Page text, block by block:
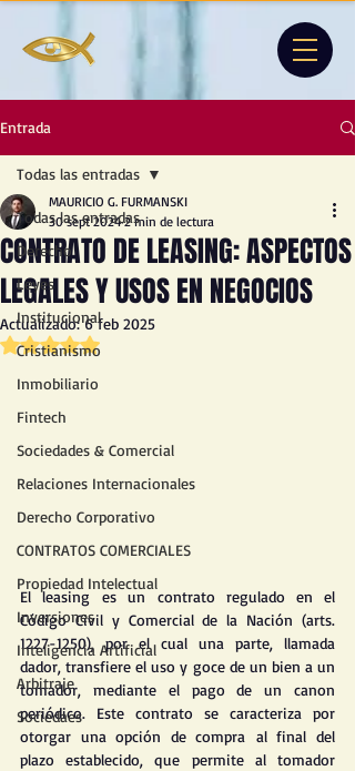
Entrada
Todas las entradas
Derecho
Leyes
Institucional
Cristianismo
Inmobiliario
Fintech
Sociedades & Comercial
Relaciones Internacionales
Derecho Corporativo
CONTRATOS COMERCIALES
Propiedad Intelectual
Inversiones
Inteligencia Artificial
Arbitraje
Sociedaes
Todas las entradas
CONTRATO DE LEASING: ASPECTOS
LEGALES Y USOS EN NEGOCIOS
MAURICIO G. FURMANSKI
30 sept 2024 2 min de lectura
Actualizado:6 feb 2025
Obtuvo NaN de 5 estrellas.
El leasing es un contrato regulado en el
Código Civil y Comercial de la Nación (arts.
1227-1250), por el cual una parte, llamada
dador, transfiere el uso y goce de un bien a un
tomador, mediante el pago de un canon
periódico. Este contrato se caracteriza por
otorgar una opción de compra al final del
plazo establecido, que permite al tomador